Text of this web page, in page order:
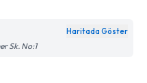
Haritada Göster
Sk. No:1